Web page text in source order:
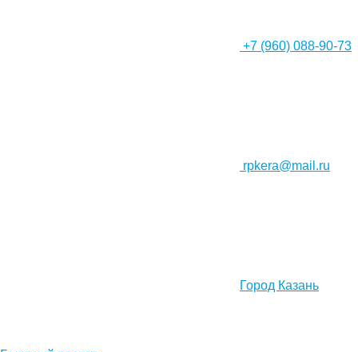
+7 (960) 088-90-73
rpkera@mail.ru
Город Казань